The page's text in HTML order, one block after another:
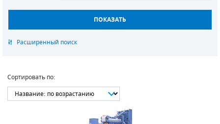
Сортировать по:
ЧИЛЛЕРЫ
КАНАЛИЗАЦИОННЫЕ НАСОСЫ
БЕНЗИНОВЫЕ МОТОПОМПЫ
ОСВЕТИТЕЛЬНЫЕ МАЧТЫ
КОНТРОЛЛЕРЫ (БЛОКИ УПРАВЛЕНИЯ)
ПРЕДОХРАНИТЕЛЬНЫЕ КЛАПАНЫ
ОБРАТНЫЕ КЛАПАНЫ